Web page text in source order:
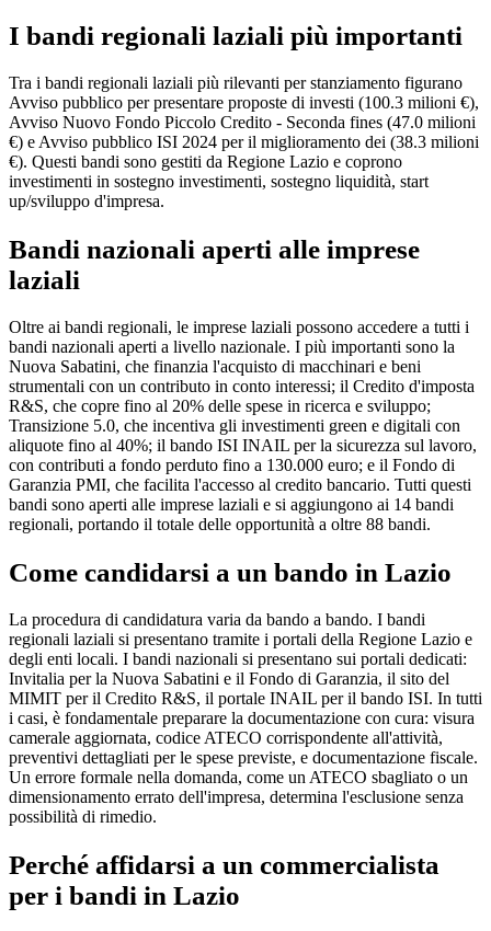
I bandi regionali laziali più importanti
Tra i bandi regionali laziali più rilevanti per stanziamento figurano
Avviso pubblico per presentare proposte di investi (100.3 milioni €),
Avviso Nuovo Fondo Piccolo Credito - Seconda fines (47.0 milioni
€) e Avviso pubblico ISI 2024 per il miglioramento dei (38.3 milioni
€). Questi bandi sono gestiti da Regione Lazio e coprono
investimenti in sostegno investimenti, sostegno liquidità, start
up/sviluppo d'impresa.
Bandi nazionali aperti alle imprese
laziali
Oltre ai bandi regionali, le imprese laziali possono accedere a tutti i
bandi nazionali aperti a livello nazionale. I più importanti sono la
Nuova Sabatini, che finanzia l'acquisto di macchinari e beni
strumentali con un contributo in conto interessi; il Credito d'imposta
R&S, che copre fino al 20% delle spese in ricerca e sviluppo;
Transizione 5.0, che incentiva gli investimenti green e digitali con
aliquote fino al 40%; il bando ISI INAIL per la sicurezza sul lavoro,
con contributi a fondo perduto fino a 130.000 euro; e il Fondo di
Garanzia PMI, che facilita l'accesso al credito bancario. Tutti questi
bandi sono aperti alle imprese laziali e si aggiungono ai 14 bandi
regionali, portando il totale delle opportunità a oltre 88 bandi.
Come candidarsi a un bando in Lazio
La procedura di candidatura varia da bando a bando. I bandi
regionali laziali si presentano tramite i portali della Regione Lazio e
degli enti locali. I bandi nazionali si presentano sui portali dedicati:
Invitalia per la Nuova Sabatini e il Fondo di Garanzia, il sito del
MIMIT per il Credito R&S, il portale INAIL per il bando ISI. In tutti
i casi, è fondamentale preparare la documentazione con cura: visura
camerale aggiornata, codice ATECO corrispondente all'attività,
preventivi dettagliati per le spese previste, e documentazione fiscale.
Un errore formale nella domanda, come un ATECO sbagliato o un
dimensionamento errato dell'impresa, determina l'esclusione senza
possibilità di rimedio.
Perché affidarsi a un commercialista
per i bandi in Lazio